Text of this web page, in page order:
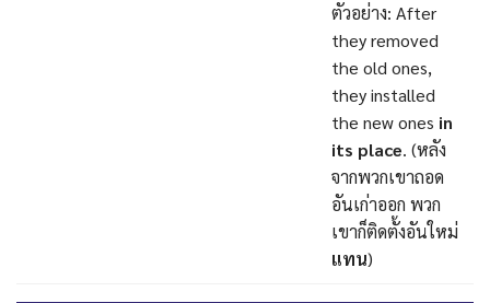
ตัวอย่าง: After
they removed
the old ones,
they installed
the new ones in
its place. (หลัง
จากพวกเขาถอด
อันเก่าออก พวก
เขาก็ติดตั้งอันใหม่
แทน)